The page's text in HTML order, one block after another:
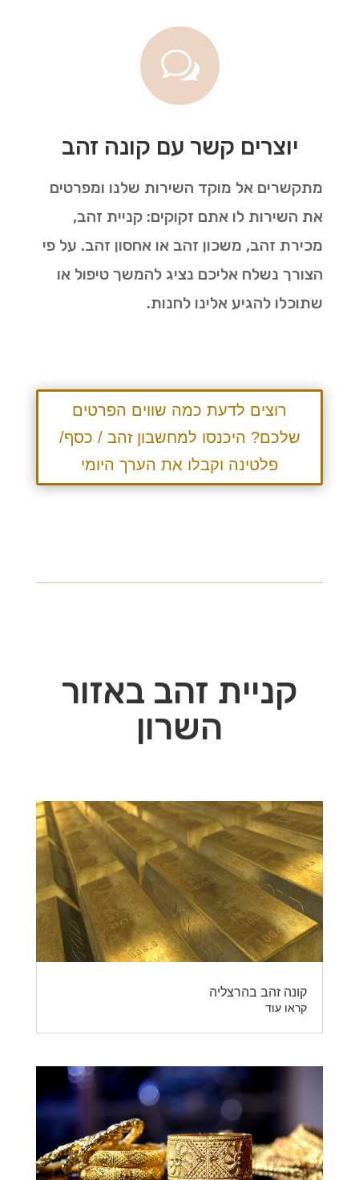
w
יוצרים קשר עם קונה זהב
מתקשרים אל מוקד השירות שלנו ומפרטים
את השירות לו אתם זקוקים: קניית זהב,
מכירת זהב, משכון זהב או אחסון זהב. על פי
הצורך נשלח אליכם נציג להמשך טיפול או
שתוכלו להגיע אלינו לחנות.
רוצים לדעת כמה שווים הפרטים
שלכם? היכנסו למחשבון זהב / כסף/
פלטינה וקבלו את הערך היומי
קניית זהב באזור
השרון
קונה זהב בהרצליה
קראו עוד